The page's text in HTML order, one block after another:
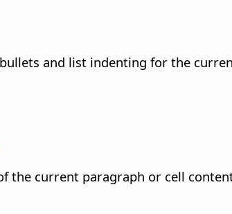
and list indenting for the
the current paragraph or cell